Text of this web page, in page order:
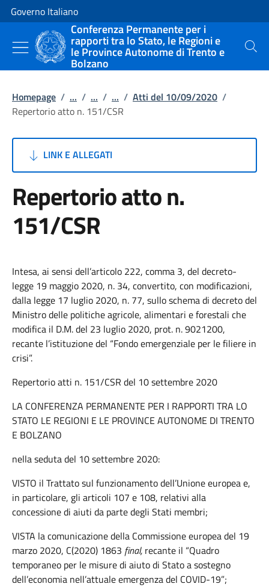
Vai al contenuto
Vai alla navigazione del sito
Governo Italiano
Conferenza Permanente per i
rapporti tra lo Stato, le Regioni e
le Province Autonome di Trento e
Bolzano
Cerca
Homepage / ... / ... / ... / Atti del 10/09/2020 /
Repertorio atto n. 151/CSR
LINK E ALLEGATI
Repertorio atto n.
151/CSR
Intesa, ai sensi dell’articolo 222, comma 3, del decreto-
legge 19 maggio 2020, n. 34, convertito, con modificazioni,
dalla legge 17 luglio 2020, n. 77, sullo schema di decreto del
Ministro delle politiche agricole, alimentari e forestali che
modifica il D.M. del 23 luglio 2020, prot. n. 9021200,
recante l’istituzione del “Fondo emergenziale per le filiere in
crisi”.
Repertorio atti n. 151/CSR del 10 settembre 2020
LA CONFERENZA PERMANENTE PER I RAPPORTI TRA LO
STATO LE REGIONI E LE PROVINCE AUTONOME DI TRENTO
E BOLZANO
nella seduta del 10 settembre 2020:
VISTO il Trattato sul funzionamento dell’Unione europea e,
in particolare, gli articoli 107 e 108, relativi alla
concessione di aiuti da parte degli Stati membri;
VISTA la comunicazione della Commissione europea del 19
marzo 2020, C(2020) 1863 final, recante il “Quadro
temporaneo per le misure di aiuto di Stato a sostegno
dell’economia nell’attuale emergenza del COVID-19”;